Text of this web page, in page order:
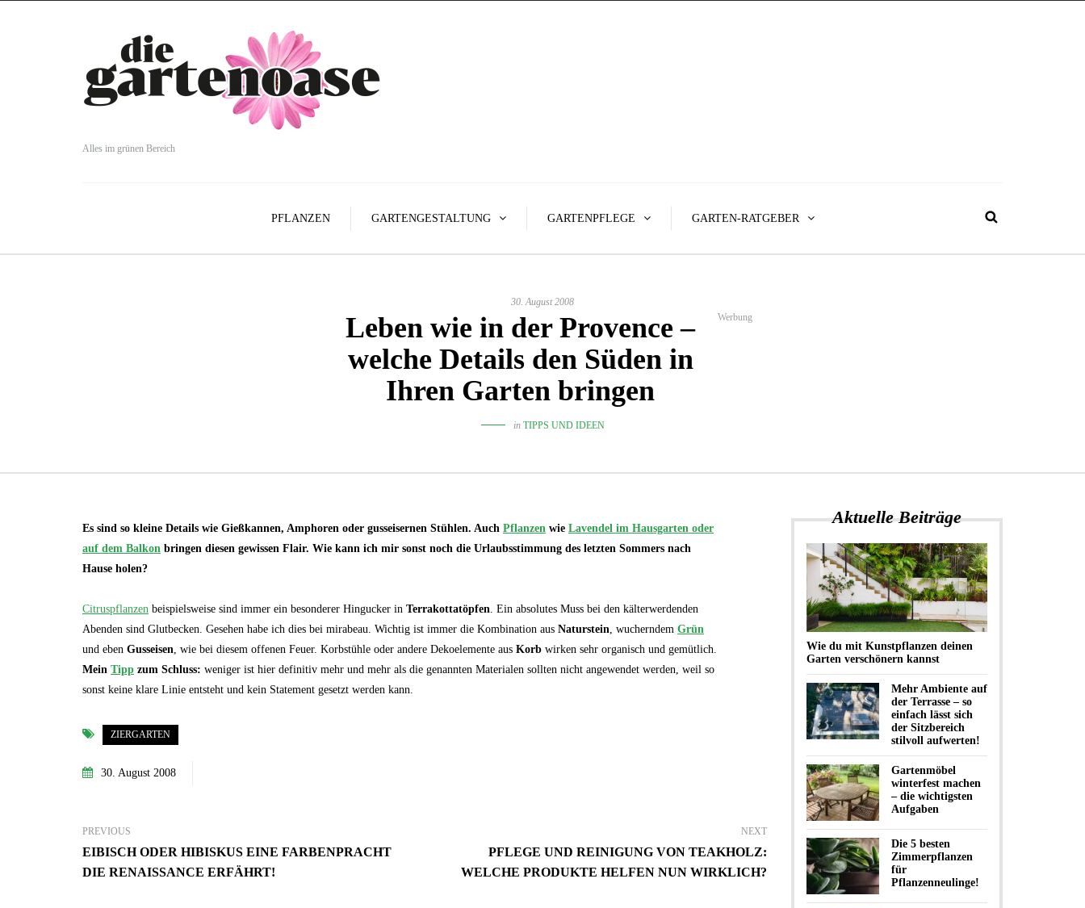
Alles im grünen Bereich
PFLANZEN GARTENGESTALTUNG GARTENPFLEGE GARTEN-RATGEBER
30. August 2008
Leben wie in der Provence –
welche Details den Süden in
Ihren Garten bringen
Werbung
in TIPPS UND IDEEN
Es sind so kleine Details wie Gießkannen, Amphoren oder gusseisernen Stühlen. Auch Pflanzen wie Lavendel im Hausgarten oder
auf dem Balkon bringen diesen gewissen Flair. Wie kann ich mir sonst noch die Urlaubsstimmung des letzten Sommers nach
Hause holen?
Citruspflanzen beispielsweise sind immer ein besonderer Hingucker in Terrakottatöpfen. Ein absolutes Muss bei den kälterwerdenden
Abenden sind Glutbecken. Gesehen habe ich dies bei mirabeau. Wichtig ist immer die Kombination aus Naturstein, wucherndem Grün
und eben Gusseisen, wie bei diesem offenen Feuer. Korbstühle oder andere Dekoelemente aus Korb wirken sehr organisch und gemütlich.
Mein Tipp zum Schluss: weniger ist hier definitiv mehr und mehr als die genannten Materialen sollten nicht angewendet werden, weil so
sonst keine klare Linie entsteht und kein Statement gesetzt werden kann.
ZIERGARTEN
30. August 2008
PREVIOUS
EIBISCH ODER HIBISKUS EINE FARBENPRACHT
DIE RENAISSANCE ERFÄHRT!
NEXT
PFLEGE UND REINIGUNG VON TEAKHOLZ:
WELCHE PRODUKTE HELFEN NUN WIRKLICH?
Aktuelle Beiträge
Wie du mit Kunstpflanzen deinen
Garten verschönern kannst
Mehr Ambiente auf
der Terrasse – so
einfach lässt sich
der Sitzbereich
stilvoll aufwerten!
Gartenmöbel
winterfest machen
– die wichtigsten
Aufgaben
Die 5 besten
Zimmerpflanzen
für
Pflanzenneulinge!